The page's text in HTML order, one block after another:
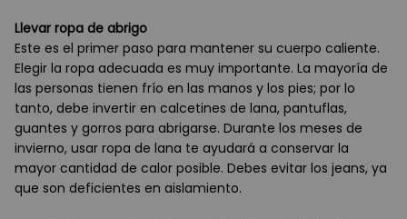
Llevar ropa de abrigo
Este es el primer paso para mantener su cuerpo caliente.
Elegir la ropa adecuada es muy importante. La mayoría de
las personas tienen frío en las manos y los pies; por lo
tanto, debe invertir en calcetines de lana, pantuflas,
guantes y gorros para abrigarse. Durante los meses de
invierno, usar ropa de lana te ayudará a conservar la
mayor cantidad de calor posible. Debes evitar los jeans, ya
que son deficientes en aislamiento.